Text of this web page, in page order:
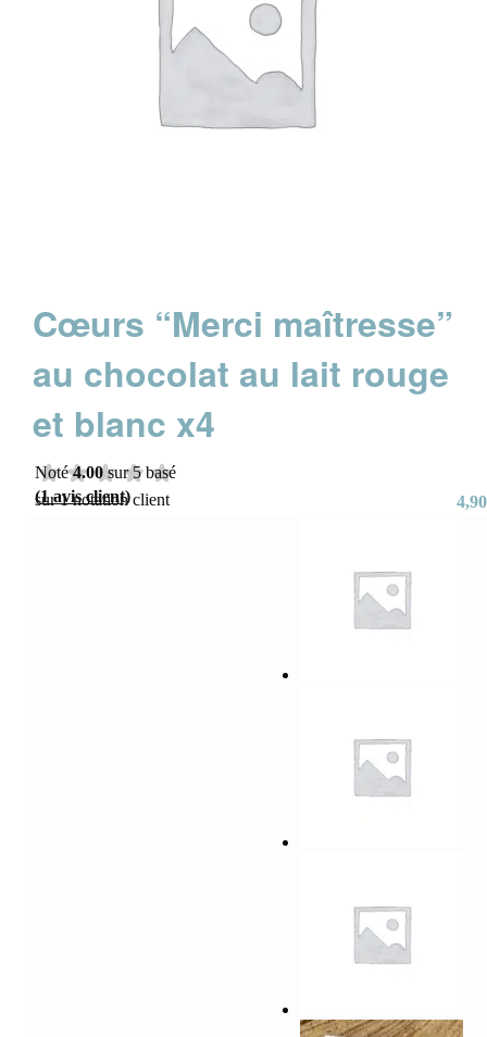
Cœurs “Merci maîtresse”
au chocolat au lait rouge
et blanc x4
Noté4.00 sur 5 basé
sur1notation client
(1avis client) 4,90